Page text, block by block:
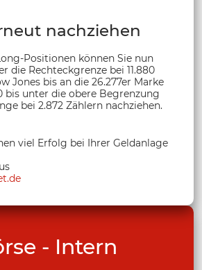
nachziehen
Positionen können Sie nun
die Rechteckgrenze bei 11.880
Jones bis an die 26.277er Marke
bis unter die obere Begrenzung
bei 2.872 Zählern nachziehen.
viel Erfolg bei Ihrer Geldanlage
- Intern